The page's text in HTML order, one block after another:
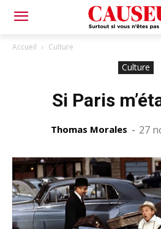
Accueil Culture
Culture
Si Paris
Thomas Morales - 27